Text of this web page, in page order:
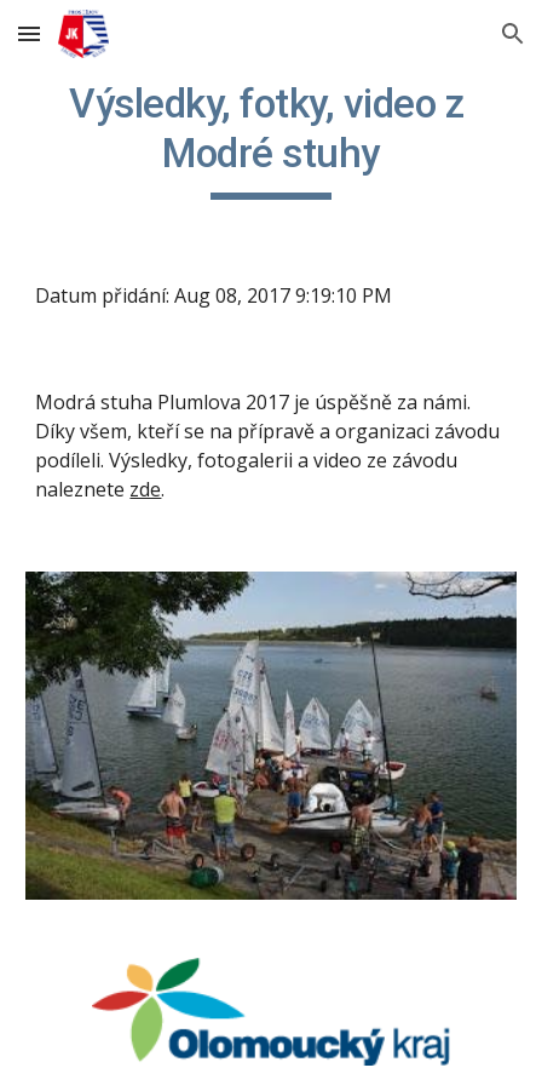
Skip to main content Skip to navigation
Výsledky, fotky, video z
Modré stuhy
Datum přidání: Aug 08, 2017 9:19:10 PM
Modrá stuha Plumlova 2017 je úspěšně za námi.
Díky všem, kteří se na přípravě a organizaci závodu
podíleli. Výsledky, fotogalerii a video ze závodu
naleznete zde.